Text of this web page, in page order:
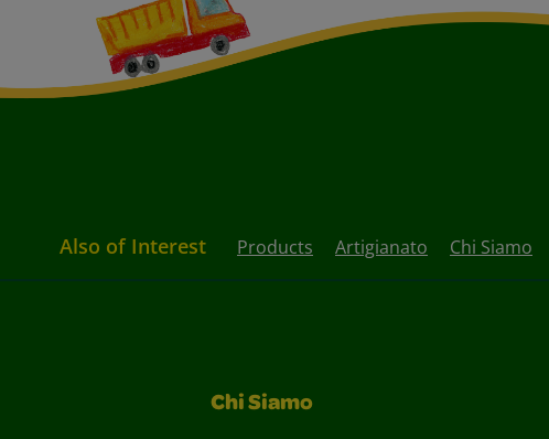
Also of Interest Products Artigianato Chi Siamo
Chi Siamo